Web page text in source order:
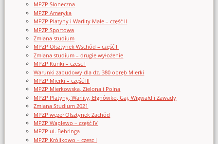
MPZP Słoneczna
MPZP Ameryka
MPZP Platyny i Warlity Małe – część II
MPZP Sportowa
Zmiana studium
MPZP Olsztynek Wschód – część II
Zmiana studium – drugie wyłożenie
MPZP Kunki – czesc I
Warunki zabudowy dla dz. 380 obręb Mierki
MPZP Mierki – część III
MPZP Mierkowska, Zielona i Polna
MPZP Platyny, Warlity, Elgnówko, Gaj, Wigwałd i Zawady
Zmiana Studium 2021
MPZP węzeł Olsztynek Zachód
MPZP Waplewo – część IV
MPZP ul. Behringa
MPZP Królikowo – czesc I